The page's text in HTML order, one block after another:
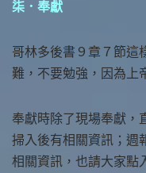
柒．奉獻
哥林多後書９章７節這
難，不要勉強，因為上
奉獻時除了現場奉獻，
掃入後有相關資訊；週
相關資訊，也請大家點